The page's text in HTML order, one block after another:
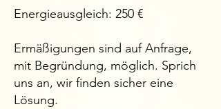
Energieausgleich: 250 €
​Ermäßigungen sind auf Anfrage,
mit Begründung, möglich. Sprich
uns an, wir finden sicher eine
Lösung.